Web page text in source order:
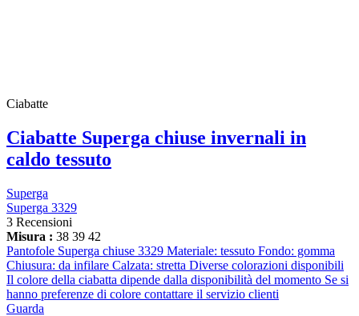
Ciabatte
Ciabatte Superga chiuse invernali in
caldo tessuto
Superga
Superga 3329
3 Recensioni
Misura : 38 39 42
Pantofole Superga chiuse 3329 Materiale: tessuto Fondo: gomma
Chiusura: da infilare Calzata: stretta Diverse colorazioni disponibili
Il colore della ciabatta dipende dalla disponibilità del momento Se si
hanno preferenze di colore contattare il servizio clienti
Guarda